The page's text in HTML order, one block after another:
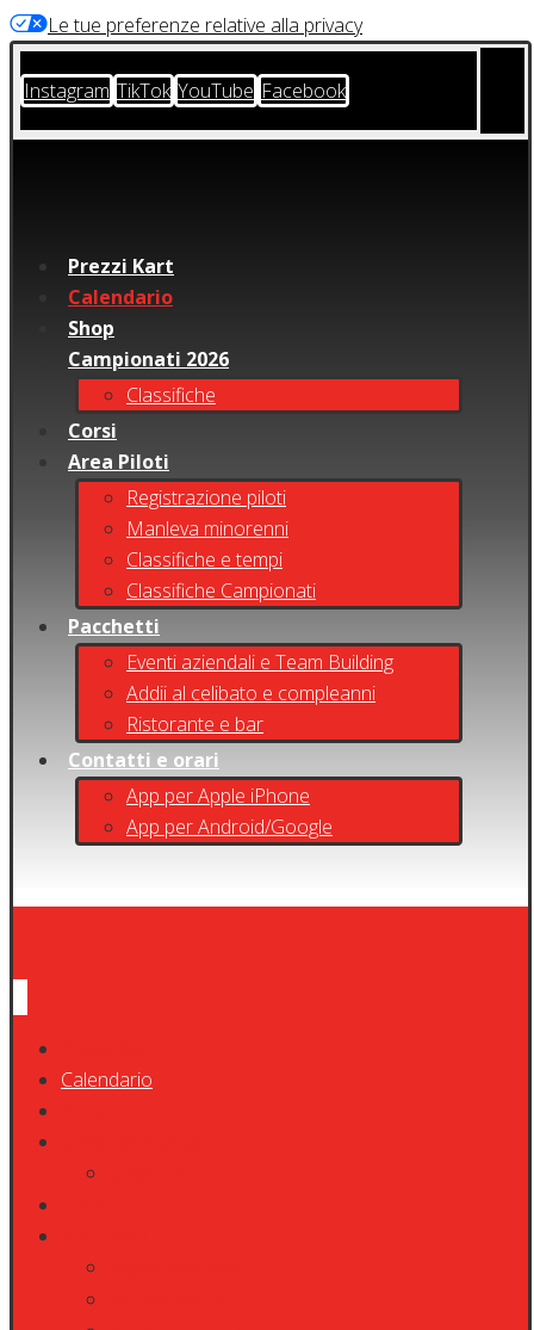
Le tue preferenze relative alla privacy
Instagram TikTok YouTube Facebook
Prezzi Kart
Calendario
Shop
Campionati 2026
Classifiche
Corsi
Area Piloti
Registrazione piloti
Manleva minorenni
Classifiche e tempi
Classifiche Campionati
Pacchetti
Eventi aziendali e Team Building
Addii al celibato e compleanni
Ristorante e bar
Contatti e orari
App per Apple iPhone
App per Android/Google
Calendario